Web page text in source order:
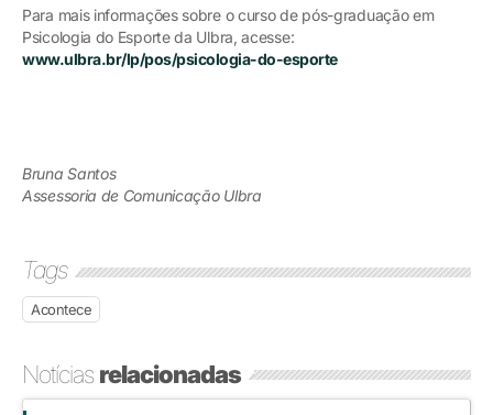
Para mais informações sobre o curso de pós-graduação em
Psicologia do Esporte da Ulbra, acesse:
www.ulbra.br/lp/pos/psicologia-do-esporte
Bruna Santos
Assessoria de Comunicação Ulbra
Tags
Acontece
Notíciasrelacionadas